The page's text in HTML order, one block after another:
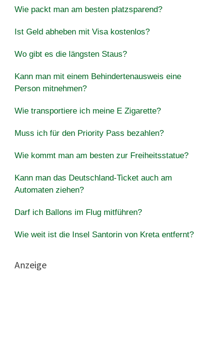
Wie packt man am besten platzsparend?
Ist Geld abheben mit Visa kostenlos?
Wo gibt es die längsten Staus?
Kann man mit einem Behindertenausweis eine
Person mitnehmen?
Wie transportiere ich meine E Zigarette?
Muss ich für den Priority Pass bezahlen?
Wie kommt man am besten zur Freiheitsstatue?
Kann man das Deutschland-Ticket auch am
Automaten ziehen?
Darf ich Ballons im Flug mitführen?
Wie weit ist die Insel Santorin von Kreta entfernt?
Anzeige